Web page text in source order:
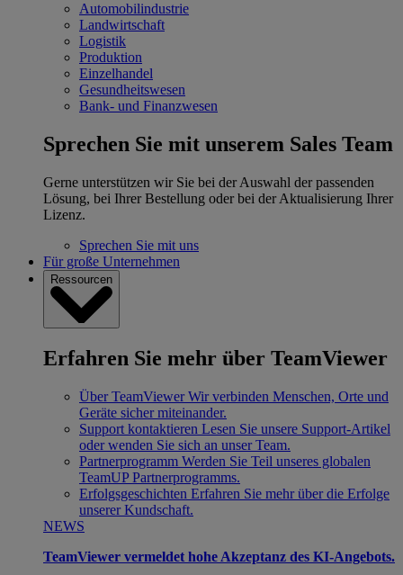
Automobilindustrie
Landwirtschaft
Logistik
Produktion
Einzelhandel
Gesundheitswesen
Bank- und Finanzwesen
Sprechen Sie mit unserem Sales Team
Gerne unterstützen wir Sie bei der Auswahl der passenden
Lösung, bei Ihrer Bestellung oder bei der Aktualisierung Ihrer
Lizenz.
Sprechen Sie mit uns
Für große Unternehmen
Ressourcen
Erfahren Sie mehr über TeamViewer
Über TeamViewer Wir verbinden Menschen, Orte und
Geräte sicher miteinander.
Support kontaktieren Lesen Sie unsere Support-Artikel
oder wenden Sie sich an unser Team.
Partnerprogramm Werden Sie Teil unseres globalen
TeamUP Partnerprogramms.
Erfolgsgeschichten Erfahren Sie mehr über die Erfolge
unserer Kundschaft.
NEWS
TeamViewer vermeldet hohe Akzeptanz des KI-Angebots.